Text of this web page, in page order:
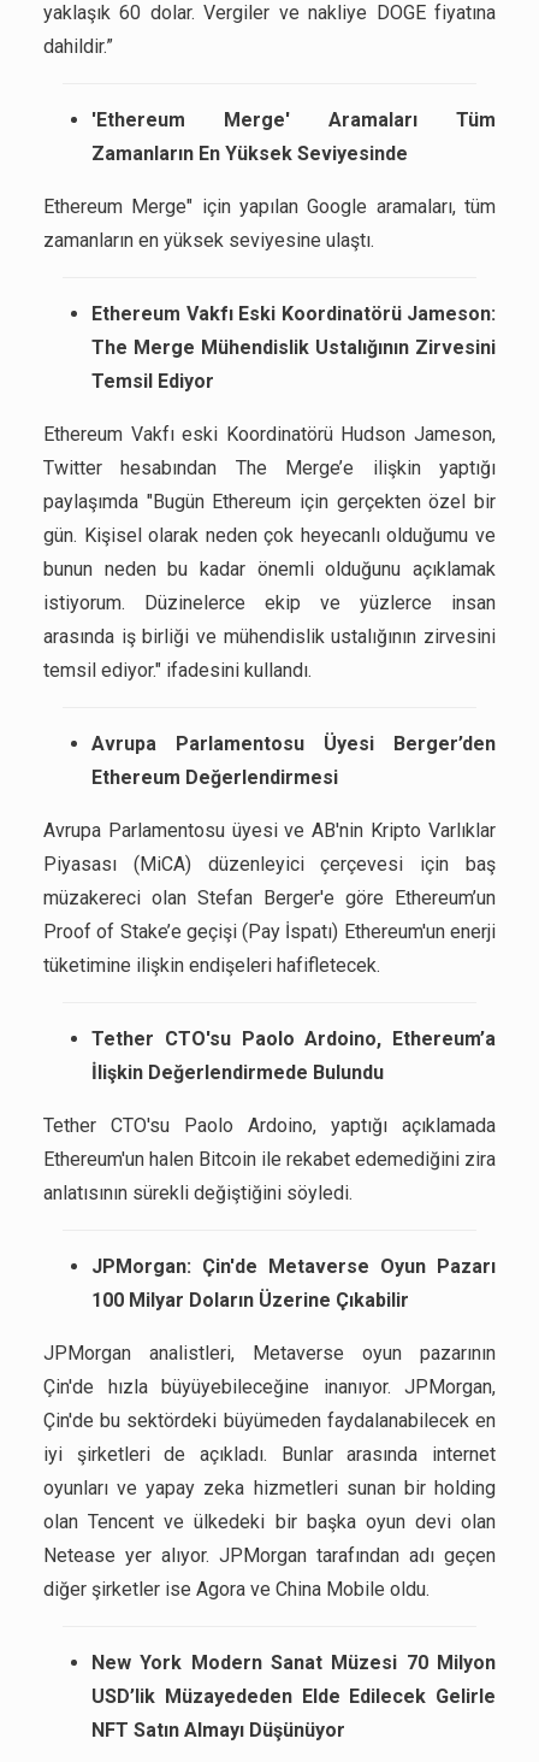
yaklaşık 60 dolar. Vergiler ve nakliye DOGE fiyatına
dahildir.”
'Ethereum Merge' Aramaları Tüm
Zamanların En Yüksek Seviyesinde
Ethereum Merge" için yapılan Google aramaları, tüm
zamanların en yüksek seviyesine ulaştı.
Ethereum Vakfı Eski Koordinatörü Jameson:
The Merge Mühendislik Ustalığının Zirvesini
Temsil Ediyor
Ethereum Vakfı eski Koordinatörü Hudson Jameson,
Twitter hesabından The Merge’e ilişkin yaptığı
paylaşımda "Bugün Ethereum için gerçekten özel bir
gün. Kişisel olarak neden çok heyecanlı olduğumu ve
bunun neden bu kadar önemli olduğunu açıklamak
istiyorum. Düzinelerce ekip ve yüzlerce insan
arasında iş birliği ve mühendislik ustalığının zirvesini
temsil ediyor." ifadesini kullandı.
Avrupa Parlamentosu Üyesi Berger’den
Ethereum Değerlendirmesi
Avrupa Parlamentosu üyesi ve AB'nin Kripto Varlıklar
Piyasası (MiCA) düzenleyici çerçevesi için baş
müzakereci olan Stefan Berger'e göre Ethereum’un
Proof of Stake’e geçişi (Pay İspatı) Ethereum'un enerji
tüketimine ilişkin endişeleri hafifletecek.
Tether CTO'su Paolo Ardoino, Ethereum’a
İlişkin Değerlendirmede Bulundu
Tether CTO'su Paolo Ardoino, yaptığı açıklamada
Ethereum'un halen Bitcoin ile rekabet edemediğini zira
anlatısının sürekli değiştiğini söyledi.
JPMorgan: Çin'de Metaverse Oyun Pazarı
100 Milyar Doların Üzerine Çıkabilir
JPMorgan analistleri, Metaverse oyun pazarının
Çin'de hızla büyüyebileceğine inanıyor. JPMorgan,
Çin'de bu sektördeki büyümeden faydalanabilecek en
iyi şirketleri de açıkladı. Bunlar arasında internet
oyunları ve yapay zeka hizmetleri sunan bir holding
olan Tencent ve ülkedeki bir başka oyun devi olan
Netease yer alıyor. JPMorgan tarafından adı geçen
diğer şirketler ise Agora ve China Mobile oldu.
New York Modern Sanat Müzesi 70 Milyon
USD’lik Müzayededen Elde Edilecek Gelirle
NFT Satın Almayı Düşünüyor